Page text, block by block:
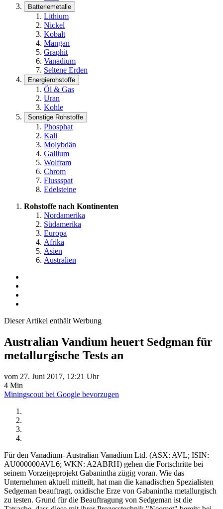
Batteriemetalle
Lithium
Nickel
Kobalt
Mangan
Graphit
Vanadium
Seltene Erden
Energierohstoffe
Öl & Gas
Uran
Kohle
Sonstige Rohstoffe
Phosphat
Kali
Molybdän
Gallium
Wolfram
Chrom
Flussspat
Edelsteine
Rohstoffe nach Kontinenten
Nordamerika
Südamerika
Europa
Afrika
Asien
Australien
Dieser Artikel enthält Werbung
Australian Vandium heuert Sedgman für
metallurgische Tests an
vom 27. Juni 2017, 12:21 Uhr
4 Min
Miningscout bei Google bevorzugen
Für den Vanadium- Australian Vanadium Ltd. (ASX: AVL; ISIN:
AU000000AVL6; WKN: A2ABRH) gehen die Fortschritte bei
seinem Vorzeigeprojekt Gabanintha zügig voran. Wie das
Unternehmen aktuell mitteilt, hat man die kanadischen Spezialisten
Sedgeman beauftragt, oxidische Erze von Gabanintha metallurgisch
zu testen. Grund für die Beauftragung von Sedgeman ist die